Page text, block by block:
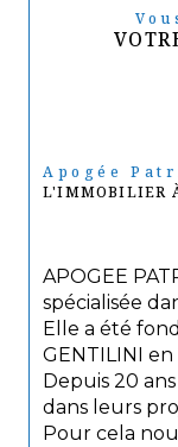
Apogée
L'IMMOBILIER
APOGEE
spécialisée
Elle a été
GENTILINI en
Depuis 20
dans leurs
Pour cela